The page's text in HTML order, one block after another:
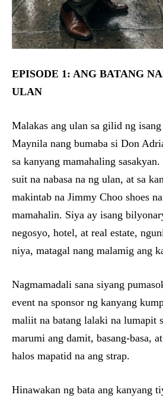
EPISODE 1: ANG BATANG
ULAN
Malakas ang ulan sa gilid ng isang
Maynila nang bumaba si Don
sa kanyang mamahaling
suit na nabasa na ng ulan, at sa
makintab na Jimmy Choo shoes
mamahalin. Siya ay isang
negosyo, hotel, at real estate,
niya, matagal nang malamig ang
Nagmamadali sana siyang
event na sponsor ng kanyang
maliit na batang lalaki na lumapit
marumi ang damit, basang-basa,
halos mapatid na ang strap.
Hinawakan ng bata ang kanyang